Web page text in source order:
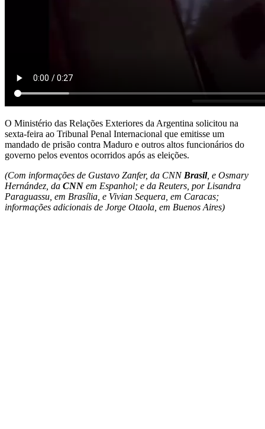
O Ministério das Relações Exteriores da Argentina solicitou na
sexta-feira ao Tribunal Penal Internacional que emitisse um
mandado de prisão contra Maduro e outros altos funcionários do
governo pelos eventos ocorridos após as eleições.
(Com informações de Gustavo Zanfer, da CNN Brasil, e Osmary
Hernández, da CNN em Espanhol; e da Reuters, por Lisandra
Paraguassu, em Brasília, e Vivian Sequera, em Caracas;
informações adicionais de Jorge Otaola, em Buenos Aires)